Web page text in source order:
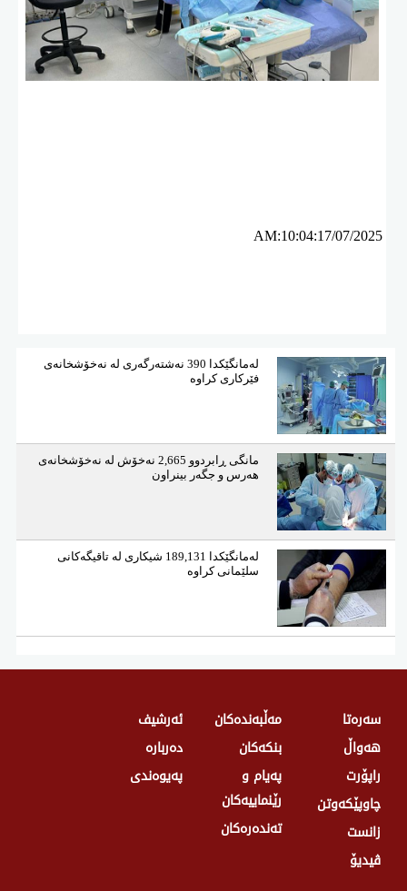
AM:10:04:17/07/2025
لەمانگێكدا 390 نەشتەرگەری لە نەخۆشخانەی
فێركاری كراوە
مانگی ڕابردوو 2,665 نەخۆش لە نەخۆشخانەی
هەرس و جگەر بینراون
لەمانگێكدا 189,131 شیكاری لە تاقیگەكانی
سلێمانی كراوە
سەرەتا
هەواڵ
راپۆرت
چاوپێکەوتن
زانست
ڤیدیۆ
مەڵبەندەکان
بنکەکان
پەیام و
رێنماییەکان
تەندەرەكان
ئەرشیف
دەربارە
پەیوەندی